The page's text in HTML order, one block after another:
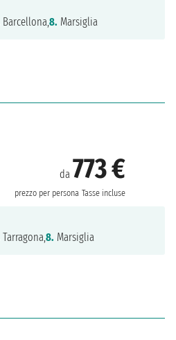
Barcellona,8. Marsiglia
da 773 €
prezzo per persona Tasse incluse
Tarragona,8. Marsiglia